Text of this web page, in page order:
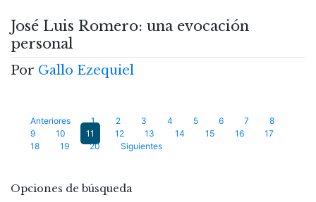
José Luis Romero: una evocación
personal
Por Gallo Ezequiel
Paginación
de
Anteriores 1 2 3 4 5 6 7
8
9
10 11 12 13 14 15 16
17
18
19 20 Siguientes
Opciones de búsqueda